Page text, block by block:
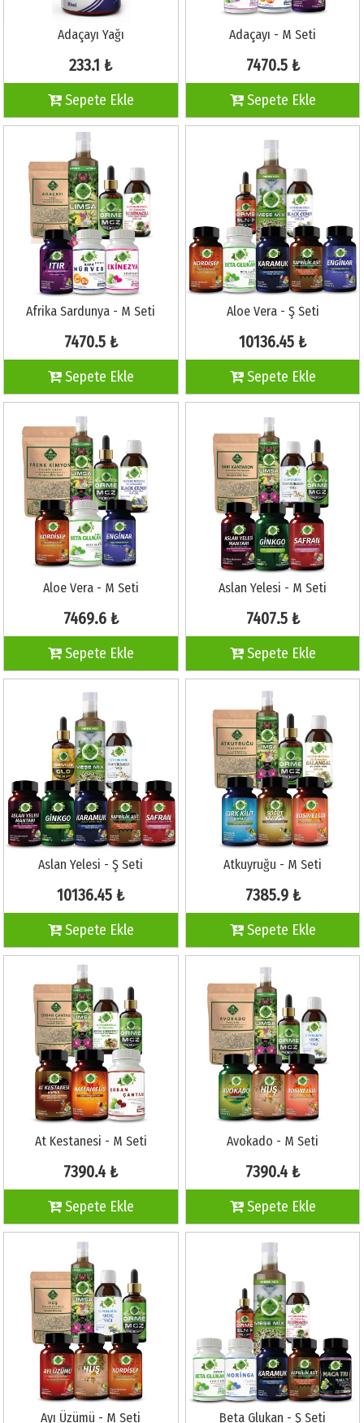
Adaçayı Yağı
233.1 ₺
Sepete Ekle
Adaçayı - M Seti
7470.5 ₺
Sepete Ekle
Afrika Sardunya - M Seti
7470.5 ₺
Sepete Ekle
Aloe Vera - Ş Seti
10136.45 ₺
Sepete Ekle
Aloe Vera - M Seti
7469.6 ₺
Sepete Ekle
Aslan Yelesi - M Seti
7407.5 ₺
Sepete Ekle
Aslan Yelesi - Ş Seti
10136.45 ₺
Sepete Ekle
Atkuyruğu - M Seti
7385.9 ₺
Sepete Ekle
At Kestanesi - M Seti
7390.4 ₺
Sepete Ekle
Avokado - M Seti
7390.4 ₺
Sepete Ekle
Ayı Üzümü - M Seti Beta Glukan - Ş Seti